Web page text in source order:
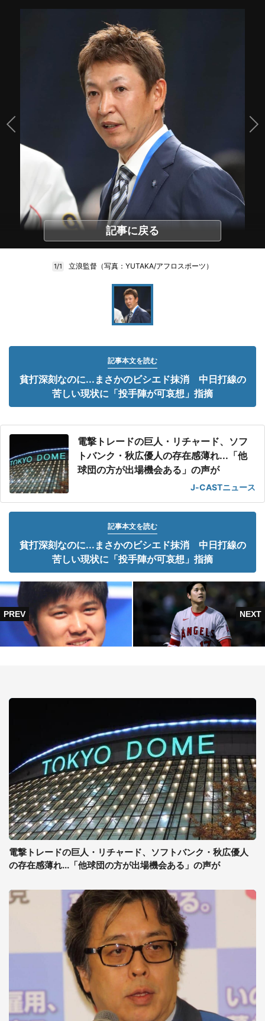
記事に戻る
1/1 立浪監督（写真：YUTAKA/アフロスポーツ）
記事本文を読む
貧打深刻なのに...まさかのビシエド抹消 中日打線の
苦しい現状に「投手陣が可哀想」指摘
電撃トレードの巨人・リチャード、ソフ
トバンク・秋広優人の存在感薄れ...「他
球団の方が出場機会ある」の声が
J-CASTニュース
記事本文を読む
貧打深刻なのに...まさかのビシエド抹消 中日打線の
苦しい現状に「投手陣が可哀想」指摘
電撃トレードの巨人・リチャード、ソフトバンク・秋広優人
の存在感薄れ...「他球団の方が出場機会ある」の声が